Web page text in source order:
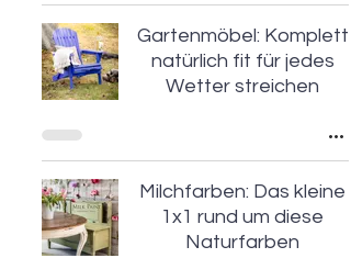
Gartenmöbel: Komplett
natürlich fit für jedes
Wetter streichen
Milchfarben: Das kleine
1x1 rund um diese
Naturfarben